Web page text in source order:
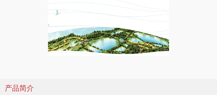
产品简介